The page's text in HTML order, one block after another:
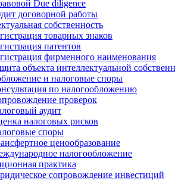
Due diligence
договорной работы
собственность
товарных знаков
патентов
фирменного наименования
объекта интеллектуальной
и налоговые споры
по налогообложению
проверок
аудит
налоговых рисков
споры
ценообразование
налогообложение
практика
сопровождение инвестиций